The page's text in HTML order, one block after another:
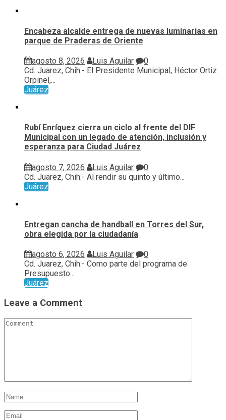
Encabeza alcalde entrega de nuevas luminarias en
parque de Praderas de Oriente
agosto 8, 2026 Luis Aguilar
0
Cd. Juarez, Chih.- El Presidente Municipal, Héctor Ortiz
Orpinel,...
Juárez
Rubí Enríquez cierra un ciclo al frente del DIF
Municipal con un legado de atención, inclusión y
esperanza para Ciudad Juárez
agosto 7, 2026 Luis Aguilar
0
Cd. Juarez, Chih.- Al rendir su quinto y último...
Juárez
Entregan cancha de handball en Torres del Sur,
obra elegida por la ciudadanía
agosto 6, 2026 Luis Aguilar
0
Cd. Juarez, Chih.- Como parte del programa de
Presupuesto...
Juárez
Leave a Comment